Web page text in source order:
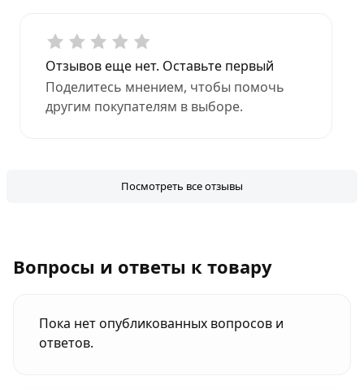
Отзывов еще нет. Оставьте первый
Поделитесь мнением, чтобы помочь
другим покупателям в выборе.
Посмотреть все отзывы
Вопросы и ответы к товару
Пока нет опубликованных вопросов и
ответов.